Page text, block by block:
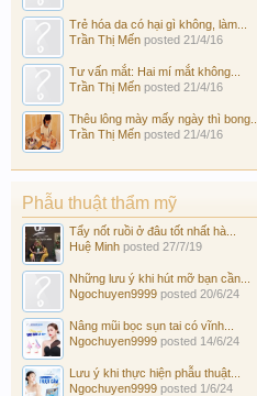
Trẻ hóa da có hại gì không, làm...
Trần Thị Mến posted 21/4/16
Tư vấn mắt: Hai mí mắt không...
Trần Thị Mến posted 21/4/16
Thêu lông mày mấy ngày thì bong...
Trần Thị Mến posted 21/4/16
Phẫu thuật thẩm mỹ
Tẩy nốt ruồi ở đâu tốt nhất hà...
Huệ Minh posted 27/7/19
Những lưu ý khi hút mỡ bạn cần...
Ngochuyen9999 posted 20/6/24
Nâng mũi bọc sụn tai có vĩnh...
Ngochuyen9999 posted 14/6/24
Lưu ý khi thực hiện phẫu thuật...
Ngochuyen9999 posted 1/6/24